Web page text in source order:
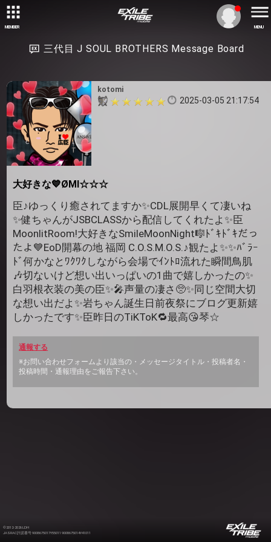
MEMBER MENU
三代目 J SOUL BROTHERS Message Board
kotomi
2025-03-05 21:17:54
大好きな💙ØMI☆☆☆
臣♪ゆっくり癒されてますか✨CDL展開早くて凄いね
✨健ちゃんがJSBCLASSから配信してくれたよ✨臣
MoonlitRoom!大好きなSmileMoonNight🎼ﾄﾞｷﾄﾞｷだっ
たよ💙EoD開幕の地 福岡 C.O.S.M.O.S.♪観たよ✨✨ﾊﾞﾗｰ
ﾄﾞ何かなとﾜｸﾜｸしながら会場でｲﾝﾄﾛ流れた瞬間鳥肌
🎶切ないけど想い出いっぱいの1曲で嬉しかったの✨
白羽根衣装の美の臣✨🎤声量の凄さ🥺✨同じ空間大切
な想い出だよ✨岩ちゃん誕生日前夜祭にブログ更新嬉
しかったです✨臣昨日のTiKToK🔁最高😘琴☆
通報する
※お問い合わせフォームより該当の・メッセージタイトル・投稿者名・
投稿時間・通報理由をご報告下さい。
©2012-2026 LDH
JASRAC許諾番号 9008675017Y55011 9008675014Y41011